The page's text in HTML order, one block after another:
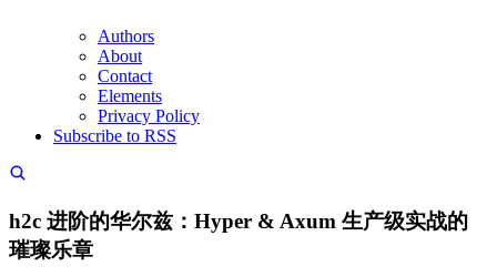
Authors
About
Contact
Elements
Privacy Policy
Subscribe to RSS
h2c 进阶的华尔兹：Hyper & Axum 生产级实战的
璀璨乐章